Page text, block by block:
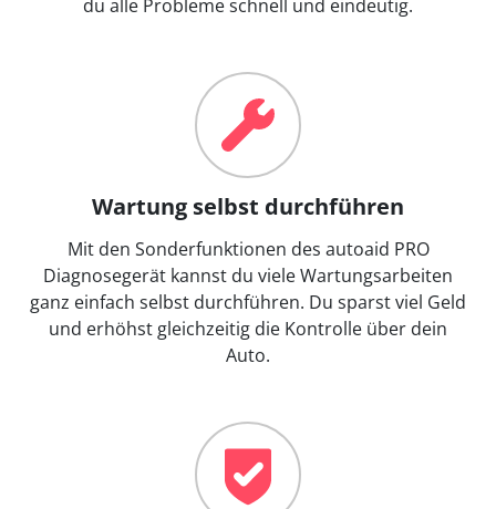
du alle Probleme schnell und eindeutig.
Wartung selbst durchführen
Mit den Sonderfunktionen des autoaid PRO
Diagnosegerät kannst du viele Wartungsarbeiten
ganz einfach selbst durchführen. Du sparst viel Geld
und erhöhst gleichzeitig die Kontrolle über dein
Auto.